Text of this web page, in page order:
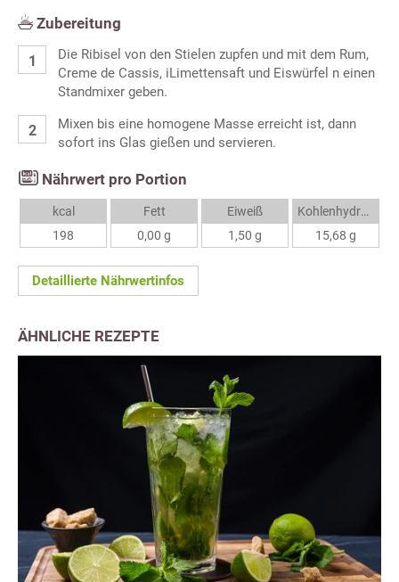
Zubereitung
Die Ribisel von den Stielen zupfen und mit dem Rum,
Creme de Cassis, iLimettensaft und Eiswürfel n einen
Standmixer geben.
Mixen bis eine homogene Masse erreicht ist, dann
sofort ins Glas gießen und servieren.
Nährwert pro Portion
kcal
198
Fett
0,00 g
Eiweiß
1,50 g
Kohlenhydrate
15,68 g
Detaillierte Nährwertinfos
ÄHNLICHE REZEPTE